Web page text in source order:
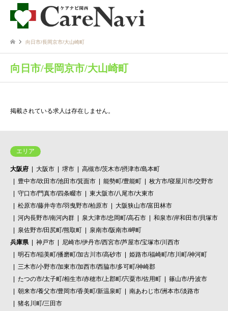
向日市/長岡京市/大山崎町
向日市/長岡京市/大山崎町
掲載されている求人は存在しません。
エリア
大阪府 大阪市 堺市
高槻市/茨木市/摂津市/島本町
豊中市/吹田市/池田市/箕面市
能勢町/豊能町
枚方市/寝屋川市/交野市
守口市/門真市/四条畷市
東大阪市/八尾市/大東市
松原市/藤井寺市/羽曳野市/柏原市
大阪狭山市/富田林市
河内長野市/南河内群
泉大津市/忠岡町/高石市
和泉市/岸和田市/貝塚市
泉佐野市/田尻町/熊取町
泉南市/阪南市/岬町
兵庫県
神戸市
尼崎市/伊丹市/西宮市/芦屋市/宝塚市/川西市
明石市/稲美町/播磨町/加古川市/高砂市
姫路市/福崎町/市川町/神河町
三木市/小野市/加東市/加西市/西脇市/多可町/神崎郡
たつの市/太子町/相生市/赤穂市/上郡町/宍粟市/佐用町
篠山市/丹波市
朝来市/養父市/豊岡市/香美町/新温泉町
南あわじ市/洲本市/淡路市
猪名川町/三田市